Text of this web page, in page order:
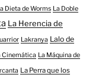
Dieta de Worms La Doble
La Herencia de
Lakranya Lalo de
Cinemática La Máquina de
La Perra que los